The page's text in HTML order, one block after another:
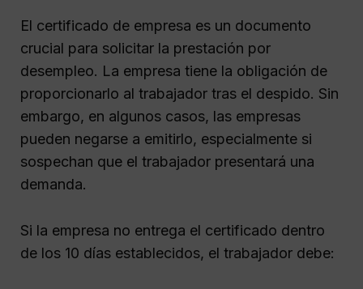
El certificado de empresa es un documento
crucial para solicitar la prestación por
desempleo. La empresa tiene la obligación de
proporcionarlo al trabajador tras el despido. Sin
embargo, en algunos casos, las empresas
pueden negarse a emitirlo, especialmente si
sospechan que el trabajador presentará una
demanda.
Si la empresa no entrega el certificado dentro
de los 10 días establecidos, el trabajador debe: